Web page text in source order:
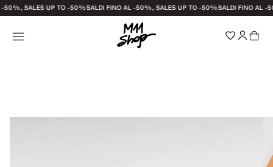
-50%, SALES UP TO -50%SALDI FINO AL -50%, SALES UP TO -50%SALDI FINO AL -